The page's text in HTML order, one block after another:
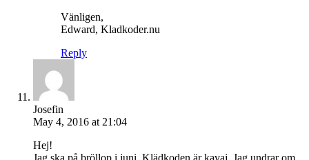
Vänligen,
Edward, Kladkoder.nu
Reply
Josefin
May 4, 2016 at 21:04
Hej!
Jag ska på bröllop i juni. Klädkoden är kavaj. Jag undrar om